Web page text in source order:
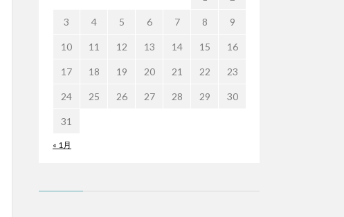
« 1月
3 4 5 6 7 8 9
10 11 12 13 14 15 16
17 18 19 20 21 22 23
24 25 26 27 28 29 30
31